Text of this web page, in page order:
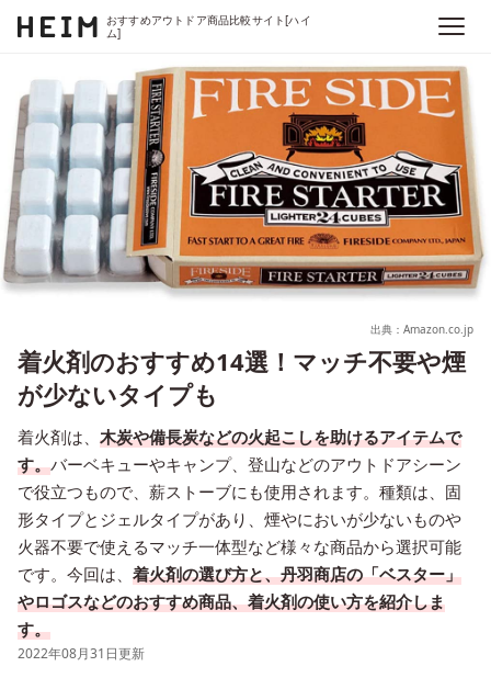
おすすめアウトドア商品比較サイト[ハイ
ム]
出典：Amazon.co.jp
着火剤のおすすめ14選！マッチ不要や煙
が少ないタイプも
着火剤は、 木炭や備長炭などの火起こしを助けるアイテムで
す。バーベキューやキャンプ、登山などのアウトドアシーン
で役立つもので、薪ストーブにも使用されます。種類は、固
形タイプとジェルタイプがあり、煙やにおいが少ないものや
火器不要で使えるマッチ一体型など様々な商品から選択可能
です。今回は、 着火剤の選び方と、丹羽商店の「ベスター」
やロゴスなどのおすすめ商品、着火剤の使い方を紹介しま
す。
2022年08月31日更新